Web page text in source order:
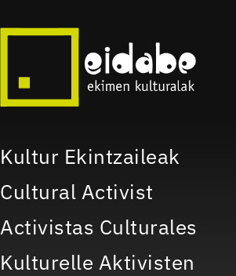
Kultur Ekintzaileak
Cultural Activist
Activistas Culturales
Kulturelle Aktivisten